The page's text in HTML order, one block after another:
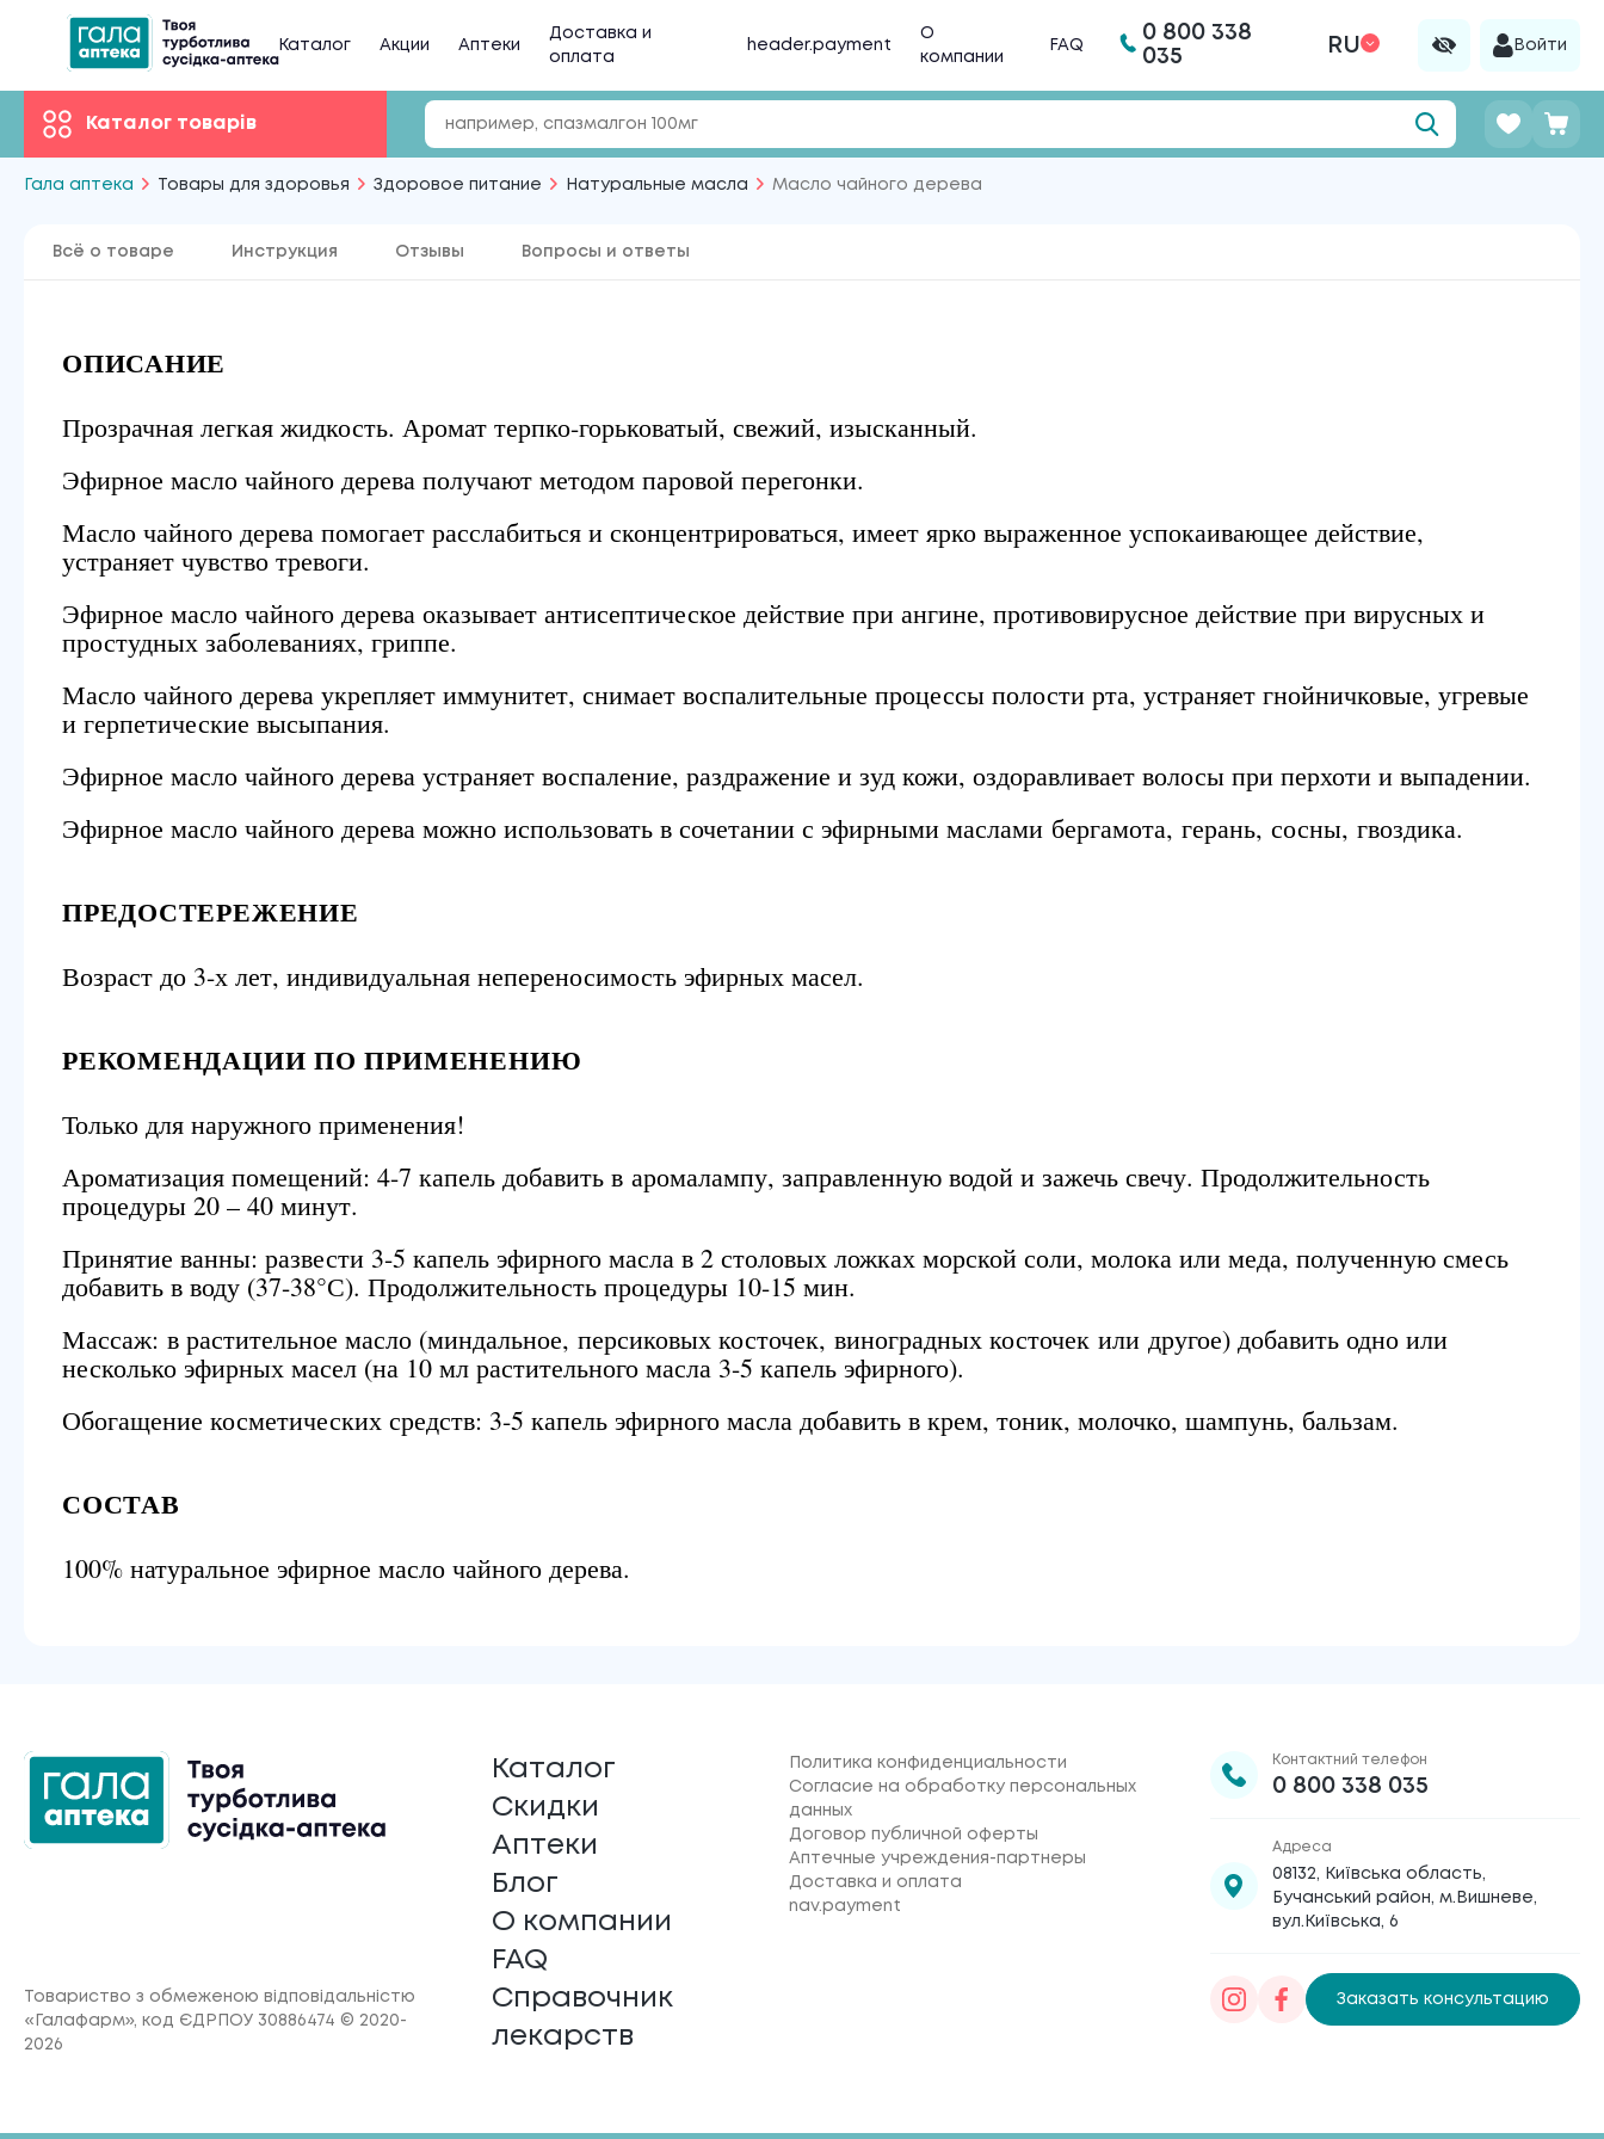
Каталог Акции Аптеки
Доставка и
оплата
header.payment
О
компании
FAQ
0 800 338
035
RU Войти
Каталог товарів
Гала аптека Товары для здоровья Здоровое питание Натуральные масла Масло чайного дерева
Всё о товаре Инструкция Отзывы Вопросы и ответы
ОПИСАНИЕ
Прозрачная легкая жидкость. Аромат терпко-горьковатый, свежий, изысканный.
Эфирное масло чайного дерева получают методом паровой перегонки.
Масло чайного дерева помогает расслабиться и сконцентрироваться, имеет ярко выраженное успокаивающее действие,
устраняет чувство тревоги.
Эфирное масло чайного дерева оказывает антисептическое действие при ангине, противовирусное действие при вирусных и
простудных заболеваниях, гриппе.
Масло чайного дерева укрепляет иммунитет, снимает воспалительные процессы полости рта, устраняет гнойничковые, угревые
и герпетические высыпания.
Эфирное масло чайного дерева устраняет воспаление, раздражение и зуд кожи, оздоравливает волосы при перхоти и выпадении.
Эфирное масло чайного дерева можно использовать в сочетании с эфирными маслами бергамота, герань, сосны, гвоздика.
ПРЕДОСТЕРЕЖЕНИЕ
Возраст до 3-х лет, индивидуальная непереносимость эфирных масел.
РЕКОМЕНДАЦИИ ПО ПРИМЕНЕНИЮ
Только для наружного применения!
Ароматизация помещений: 4-7 капель добавить в аромалампу, заправленную водой и зажечь свечу. Продолжительность
процедуры 20 – 40 минут.
Принятие ванны: развести 3-5 капель эфирного масла в 2 столовых ложках морской соли, молока или меда, полученную смесь
добавить в воду (37-38°С). Продолжительность процедуры 10-15 мин.
Массаж: в растительное масло (миндальное, персиковых косточек, виноградных косточек или другое) добавить одно или
несколько эфирных масел (на 10 мл растительного масла 3-5 капель эфирного).
Обогащение косметических средств: 3-5 капель эфирного масла добавить в крем, тоник, молочко, шампунь, бальзам.
СОСТАВ
100% натуральное эфирное масло чайного дерева.
Товариство з обмеженою відповідальністю
«Галафарм», код ЄДРПОУ 30886474 © 2020-
2026
Каталог
Скидки
Аптеки
Блог
О компании
FAQ
Справочник
лекарств
Политика конфиденциальности
Согласие на обработку персональных
данных
Договор публичной оферты
Аптечные учреждения-партнеры
Доставка и оплата
nav.payment
Контактний телефон
0 800 338 035
Адреса
08132, Київська область,
Бучанський район, м.Вишневе,
вул.Київська, 6
Заказать консультацию